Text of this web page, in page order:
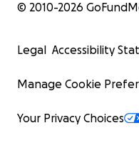
© 2010-2026
Legal Accessibility
Manage Cookie
Your Privacy Choices